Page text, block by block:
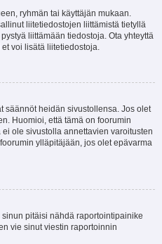
ryhmän tai käyttäjän mukaan.
liitetiedostojen liittämistä tietyllä
liittämään tiedostoja. Ota yhteyttä
voi lisätä liitetiedostoja.
säännöt heidän sivustollensa. Jos olet
Huomioi, että tämä on foorumin
ole sivustolla annettavien varoitusten
ylläpitäjään, jos olet epävarma
pitäisi nähdä raportointipainike
vie sinut viestin raportoinnin